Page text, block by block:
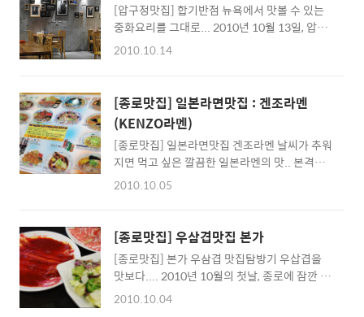
[압구정맛집] 합기반점 뉴욕에서 맛볼 수 있는
중화요리를 그대로... 2010년 10월 13일, 압구
정 로데오거리에 숨겨져 있는 맛집 합기반점에
뉴에 짜장면이 있더군요 ^^) 아시다시피 기존의
중국집 분위기가 아닌 멋진 카페같은 분위기라
데이트를 즐기기도 정말 좋은 곳입니다. ^^ 뉴
욕에서 선풍적인 인기를 끌어 국내에도 들어왔
다는데, 음식맛을 보니 압구정 로데오거리에 왔
다면 꼭 한번 음식을 즐기러 가기 매우 좋은 곳
최근에 생겼나 보네요 ^^ 뉴욕 차이나타운 중화
요리를 맛볼 수 있는 곳이니 만큼 이곳에 방문하
신 많은 분들..
2010.10.14
[종로맛집] 일본라면맛집 : 겐조라멘
(KENZO라멘)
[종로맛집] 일본라면맛집 겐조라멘 날씨가 추워
지면 먹고 싶은 깔끔한 일본라멘의 맛.. 본격적
으로 가을이 온 것 같은 날씨입니다. ^^ 약간 추
에도 한번 가본적이 있는 일본라면집인데 맛있
었던 기억이 나서 다시 가보게 됬죠 ^^ 겐조라
멘이라는 곳인데 아마 한번쯤 들어보시지 않았
을까 싶습니다. - 위치는 바로 이곳... 1호선 종
각역에서 4번출구 근처 - - 일본라멘집 분위기
2010.10.05
[종로맛집] 우삼겹맛집 본가
[종로맛집] 본가 우삼겹 맛집탐방기 우삽겹을
맛보다.... 2010년 10월의 첫날, 종로에 잠깐 나
가봤습니다. ^^ 청계천 거리를 걸으니 하이서울
2010.10.04